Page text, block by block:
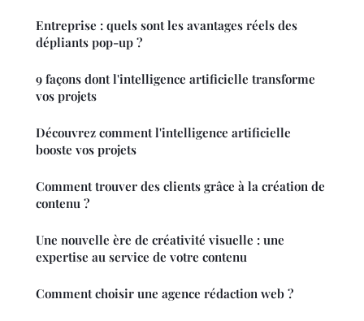
Entreprise : quels sont les avantages réels des
dépliants pop-up ?
9 façons dont l'intelligence artificielle transforme
vos projets
Découvrez comment l'intelligence artificielle
booste vos projets
Comment trouver des clients grâce à la création de
contenu ?
Une nouvelle ère de créativité visuelle : une
expertise au service de votre contenu
Comment choisir une agence rédaction web ?